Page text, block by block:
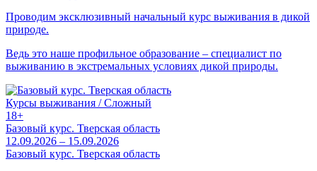
Проводим эксклюзивный начальный курс выживания в дикой
природе.
Ведь это наше профильное образование – специалист по
выживанию в экстремальных условиях дикой природы.
Курсы выживания / Сложный
18+
Базовый курс. Тверская область
12.09.2026 – 15.09.2026
Базовый курс. Тверская область